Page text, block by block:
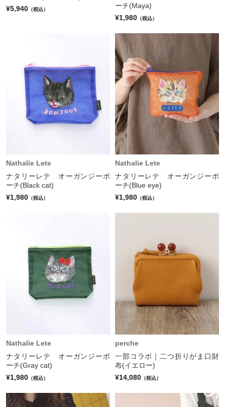
¥5,940 （税込）
ーチ(Maya)
¥1,980 （税込）
Nathalie Lete
ナタリーレテ オーガンジーポ
ーチ(Black cat)
¥1,980 （税込）
Nathalie Lete
ナタリーレテ オーガンジーポ
ーチ(Blue eye)
¥1,980 （税込）
Nathalie Lete
ナタリーレテ オーガンジーポ
ーチ(Gray cat)
¥1,980 （税込）
perche
一部コラボ｜二つ折りがま口財
布(イエロー)
¥14,080 （税込）